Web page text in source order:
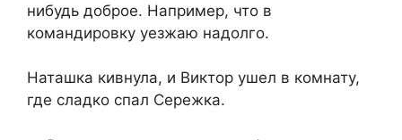
нибудь доброе. Например, что в
командировку уезжаю надолго.
Наташка кивнула, и Виктор ушел в комнату,
где сладко спал Сережка.